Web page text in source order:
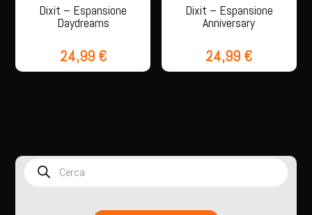
Dixit – Espansione
Daydreams
24,99 €
Dixit – Espansione
Anniversary
24,99 €
search